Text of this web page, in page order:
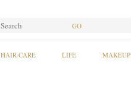
GO
HAIR CARE LIFE MAKEUP